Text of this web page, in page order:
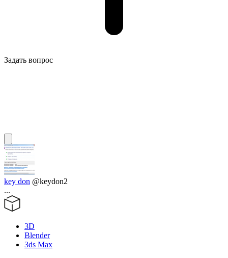
Задать вопрос
key don @keydon2
...
3D
Blender
3ds Max